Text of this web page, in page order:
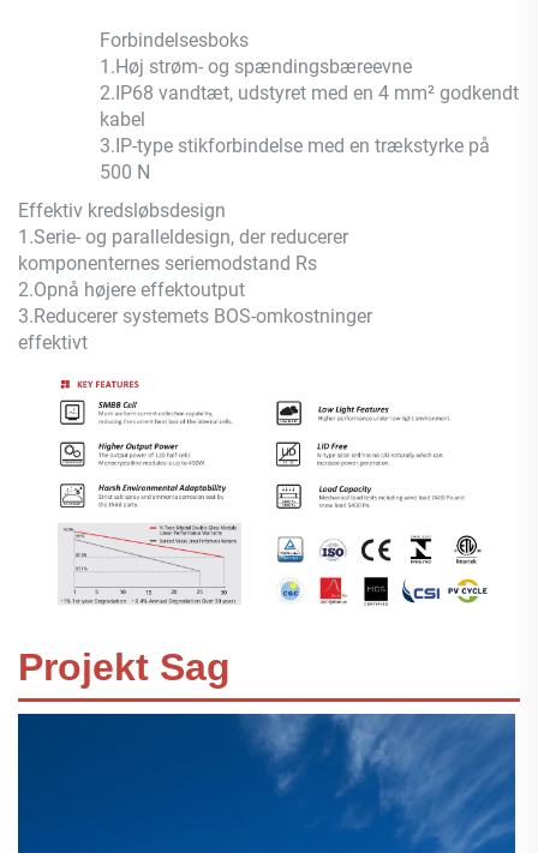
Forbindelsesboks
1. Høj strøm- og spændingsbæreevne
2. IP68 vandtæt, udstyret med en 4 mm² godkendt
kabel
3. IP-type stikforbindelse med en trækstyrke på
500 N
Effektiv kredsløbsdesign
1.Serie- og paralleldesign, der reducerer
komponenternes seriemodstand Rs
2.Opnå højere effektoutput
3. Reducerer systemets BOS-omkostninger
effektivt
Projekt Sag